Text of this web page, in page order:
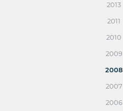
2013
2011
2010
2009
2008
2007
2006